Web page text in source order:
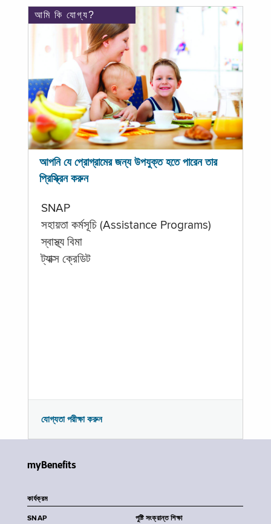
আমি কি যোগ্য?
আপনি যে প্রোগ্রামের জন্য উপযুক্ত হতে পারেন তার
প্রিস্ক্রিন করুন
SNAP
সহায়তা কর্মসূচি (Assistance Programs)
স্বাস্থ্য বিমা
ট্যাক্স ক্রেডিট
যোগ্যতা পরীক্ষা করুন
myBenefits
কার্যক্রম
SNAP পুষ্টি সংক্রান্ত শিক্ষা